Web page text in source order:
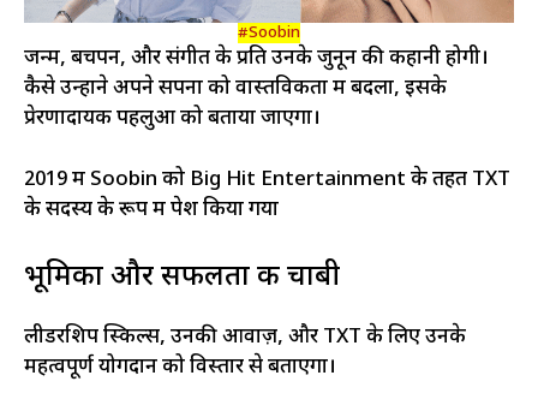
#Soobin
जन्म, बचपन, और संगीत के प्रति उनके जुनून की कहानी होगी।
कैसे उन्होंने अपने सपनों को वास्तविकता में बदला, इसके
प्रेरणादायक पहलुओं को बताया जाएगा।
2019 में Soobin को Big Hit Entertainment के तहत TXT
के सदस्य के रूप में पेश किया गया
भूमिका और सफलता की चाबी
लीडरशिप स्किल्स, उनकी आवाज़, और TXT के लिए उनके
महत्वपूर्ण योगदान को विस्तार से बताएगा।